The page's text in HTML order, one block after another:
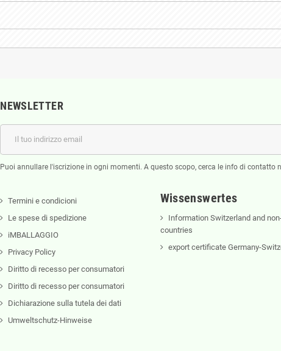
NEWSLETTER
Puoi annullare l'iscrizione in ogni momenti. A questo scopo, cerca le info di contatto
Termini e condicioni
Le spese di spedizione
iMBALLAGGIO
Privacy Policy
Diritto di recesso per consumatori
Diritto di recesso per consumatori
Dichiarazione sulla tutela dei dati
Umweltschutz-Hinweise
Wissenswertes
Information Switzerland and
countries
export certificate Germany-